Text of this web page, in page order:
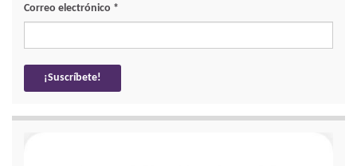
Correo electrónico *